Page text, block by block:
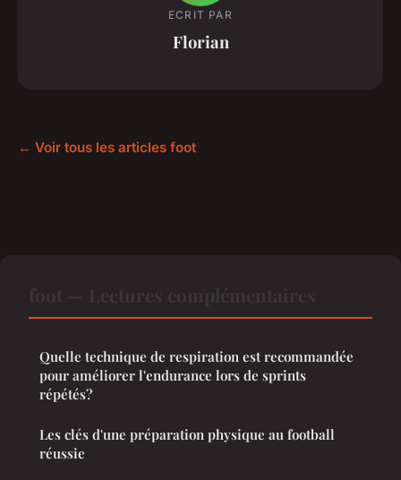
ECRIT PAR
Florian
← Voir tous les articles foot
Quelle technique de respiration est recommandée
pour améliorer l'endurance lors de sprints
répétés?
Les clés d'une préparation physique au football
réussie